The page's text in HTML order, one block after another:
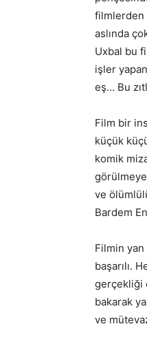
filmlerden
aslında
Uxbal bu
işler
eş… Bu
Film bir
küçük
komik
görülmeye
ve
Bardem
Filmin
başarılı.
gerçekliği
bakarak
ve